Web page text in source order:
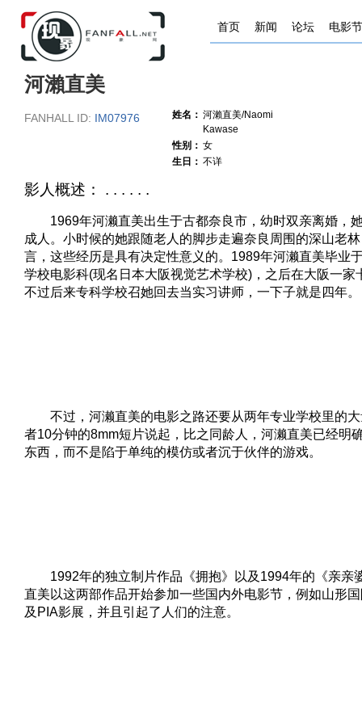
首页 新闻 论坛 电影节
河瀨直美
FANHALL ID: IM07976 姓名： 河瀨直美/Naomi
Kawase
性别： 女
生日： 不详
影人概述： . . . . . .
1969年河濑直美出生于古都奈良市，幼时双亲离婚，
成人。小时候的她跟随老人的脚步走遍奈良周围的深山老
言，这些经历是具有决定性意义的。1989年河濑直美毕业
学校电影科(现名日本大阪视觉艺术学校)，之后在大阪一家
不过后来专科学校召她回去当实习讲师，一下子就是四年。
不过，河濑直美的电影之路还要从两年专业学校里的大
者10分钟的8mm短片说起，比之同龄人，河濑直美已经明
东西，而不是陷于单纯的模仿或者沉于伙伴的游戏。
1992年的独立制片作品《拥抱》以及1994年的《亲亲
直美以这两部作品开始参加一些国内外电影节，例如山形
及PIA影展，并且引起了人们的注意。